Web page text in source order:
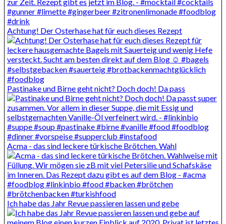
Achtung! Der Osterhase hat für euch dieses Rezept
Pastinake und Birne geht nicht? Doch doch! Da pass
Acma - das sind leckere türkische Brötchen. Wahl
Ich habe das Jahr Revue passieren lassen und gebe